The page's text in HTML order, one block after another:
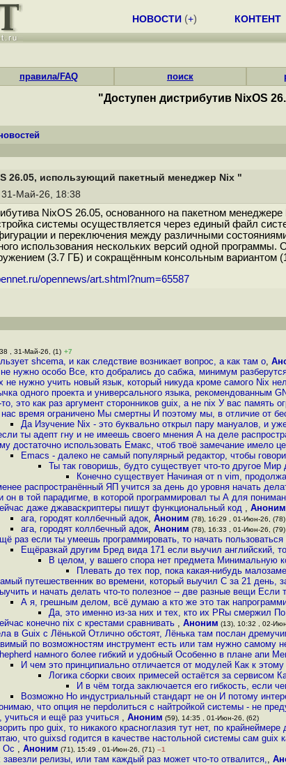
НОВОСТИ (+) КОНТЕНТ
правила/FAQ поиск
"Доступен дистрибутив NixOS
26.05, использующий пакетный менеджер Nix "
31-Май-26, 18:38
NixOS 26.05, основанного на пакетном
системы осуществляется через единый файл
и переключения между различными
использования нескольких версий одной
(3.7 ГБ) и сокращённым консольным вариантом
opennews/art.shtml?num=65587
, 31-Май-26, (1) +7
shcema, и как следствие возникает вопрос, а как там о,
не нужно особо Все, кто добрались до сабжа, минимум
не нужно учить новый язык, который никуда кроме самого Nix
одного проекта и универсального языка, рекомендованным
это как раз аргумент сторонников guix, а не nix У вас память
время ограничено Мы смертны И поэтому мы, в отличие от
Да Изучение Nix - это буквально открыл пару мануалов, и
ты адепт гну и не имеешь своего мнения А на деле
достаточно использовать Емакс, чтоб твоё замечание имело
Emacs - далеко не самый популярный редактор, чтобы
Ты так говоришь, будто существует что-то другое Мир
Конечно существует Начиная от n vim,
распространённый ЯП учится за день до уровня начать
он в той парадигме, в которой программировал ты А для
даже джаваскриптеры пишут функциональный код , Аноним
ага, городят коллбечный адок, Аноним (78), 16:29 , 01-Июн-26, (78)
ага, городят коллбечный адок, Аноним (78), 16:33 , 01-Июн-26, (79)
раз если ты умеешь программировать, то начать
Ещёразкай другим Бред вида 171 если выучил английский,
В целом, у вашего спора нет предмета Минимальную
Плевать до тех пор, пока какая-нибудь
путешественник во времени, который выучил С за 21 день,
и начать делать что-то полезное -- две разные вещи Если
А я, грешным делом, всё думаю а кто же это так
Да, это именно из-за них и тех, кто их PRы смержил
конечно nix с крестами сравнивать , Аноним (13), 10:32 , 02-
в Guix c Лёнькой Отлично обстоят, Лёнька там послан
по возможностям инструмент есть или там нужно самому
намного более гибкий и удобный Особенно в плане апи
И чем это принципиально отличается от модулей Как к
Логика сборки своих примесей остаётся за сервисом
И в чём тогда заключается его гибкость, если
Возможно Но индустриальный стандарт не он И потому
что опция не пepdолиться с найтройкой системы - не
учиться и ещё раз учиться , Аноним (59), 14:35 , 01-Июн-26, (62)
про guix, то никакого красноглазия тут нет, по
что guixsd годится в качестве настольной системы сам guix
Ос , Аноним (71), 15:49 , 01-Июн-26, (71) –1
завезли релизы, или там каждый раз может что-то отвалится,,